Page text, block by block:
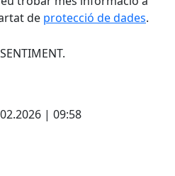
de protecció de dades.
| 09:58